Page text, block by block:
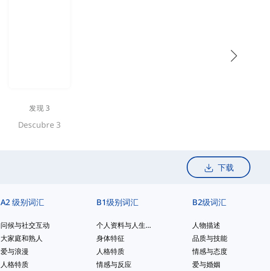
发现 3
Descubre 3
下载
A2 级别词汇
问候与社交互动
大家庭和熟人
爱与浪漫
人格特质
B1级别词汇
个人资料与人生阶段
身体特征
人格特质
情感与反应
B2级词汇
人物描述
品质与技能
情感与态度
爱与婚姻